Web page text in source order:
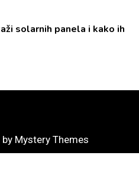
solarnih panela i kako ih
Mystery Themes